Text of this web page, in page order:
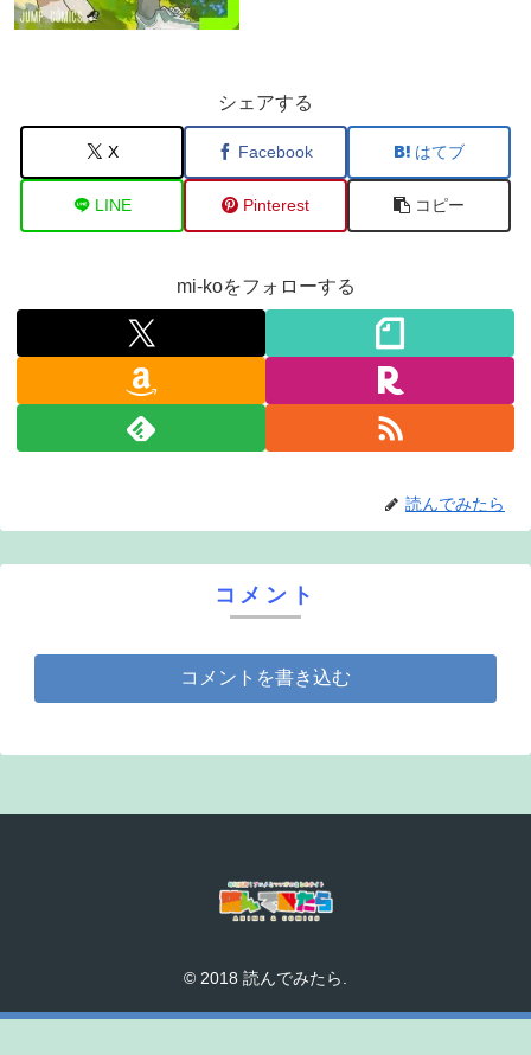
シェアする
X Facebook はてブ
LINE Pinterest コピー
mi-koをフォローする
読んでみたら
コメント
コメントを書き込む
© 2018 読んでみたら.